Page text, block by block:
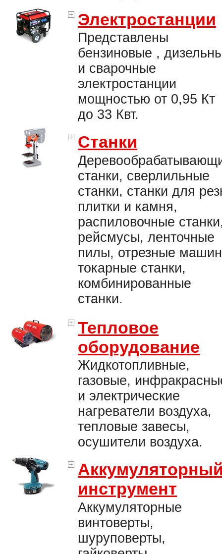
Электростанции
Представлены
бензиновые ,
и сварочные
электростанции
мощностью от 0,95 Кт
до 33 Квт.
Станки
станки, сверлильные
станки, станки для
плитки и камня,
распиловочные
рейсмусы, ленточные
пилы, отрезные
токарные станки,
комбинированные
станки.
Тепловое
оборудование
Жидкотопливные,
газовые,
и электрические
нагреватели воздуха,
тепловые завесы,
осушители воздуха.
инструмент
Аккумуляторные
винтоверты,
шуруповерты,